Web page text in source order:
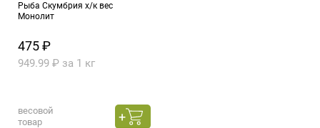
Рыба Скумбрия х/к вес
Монолит
475 ₽
949.99 ₽ за 1 кг
весовой
товар